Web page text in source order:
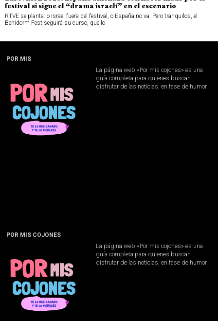
festival si sigue el “drama israelí” en el escenario
RTVE se planta: o Israel fuera del festival, o España no va. Pero tranquilos, el
Benidorm Fest seguirá su curso, que lo
POR MIS
La página web «Por mis cojones» es una
guía completa para quienes buscan
disfrutar de las noticias, en fase de humor.
POR MIS COJONES
La página web «Por mis cojones» es una
guía completa para quienes buscan
disfrutar de las noticias, en fase de humor.